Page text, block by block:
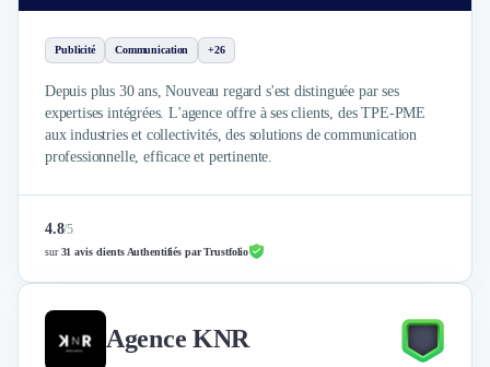
Design Thinking
Stratégie Digitale
Développement Logiciel
Création de Site Internet
Développement d'Application Mobile
Développement E-commerce
Cybersécurité
Logiciel E-Commerce
Intelligence Artificielle (IA)
Réalité Virtuelle (VR)
Déménagement
Impression
Publicité Communication +26
Depuis plus 30 ans, Nouveau regard s'est distinguée par ses
expertises intégrées. L'agence offre à ses clients, des TPE-PME
aux industries et collectivités, des solutions de communication
professionnelle, efficace et pertinente.
4.8/5
sur31 avis clients Authentifiés par Trustfolio
Agence KNR